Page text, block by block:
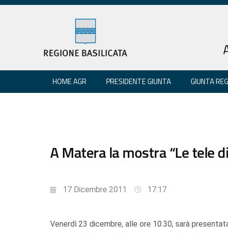
HOME AGR PRESIDENTE GIUNTA GIUNTA
A Matera la mostra “Le tele
17 Dicembre 2011 17:17
Venerdì 23 dicembre, alle ore 10.30, sarà